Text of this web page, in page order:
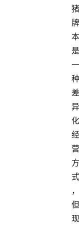
猪
牌
本
是
一
种
差
异
化
经
营
方
式
，
但
现